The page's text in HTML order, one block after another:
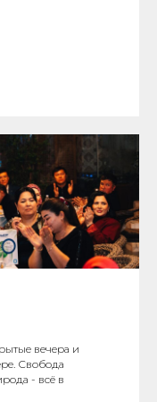
вечера и
Свобода
- всё в